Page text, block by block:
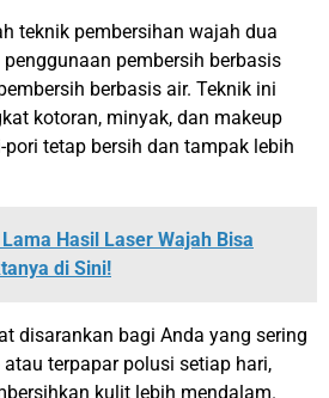
teknik pembersihan wajah dua
pembersih berbasis
berbasis air. Teknik ini
kotoran, minyak, dan makeup
tetap bersih dan tampak lebih
Hasil Laser Wajah Bisa
di Sini!
disarankan bagi Anda yang sering
terpapar polusi setiap hari,
kulit lebih mendalam.